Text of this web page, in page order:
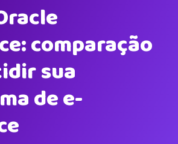
comparação
sua
de e-